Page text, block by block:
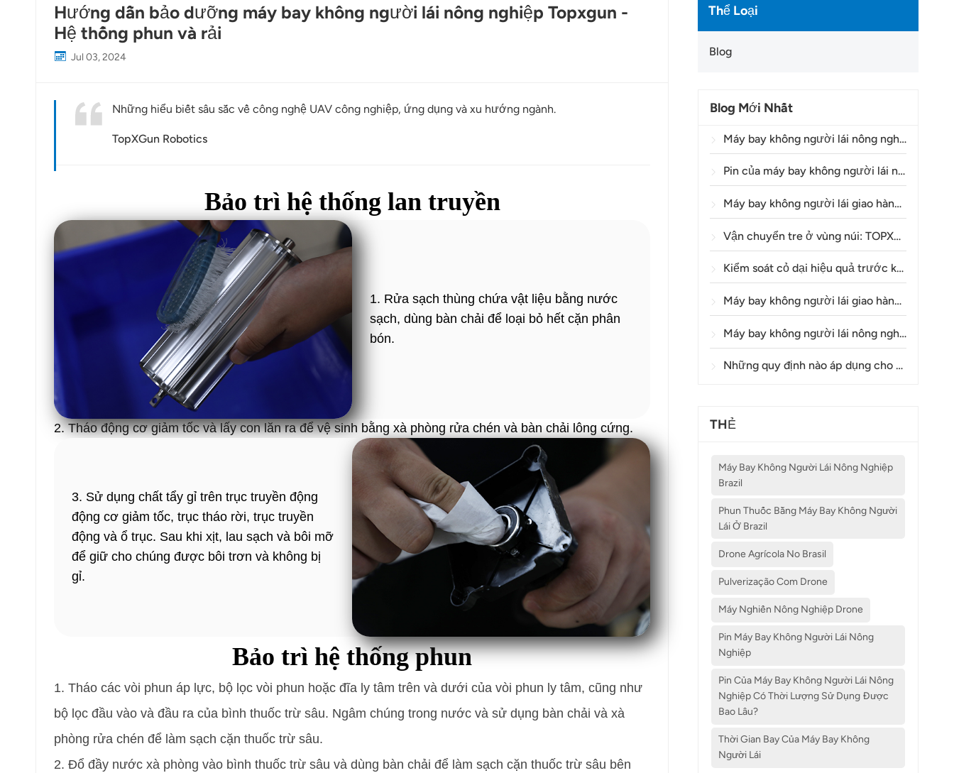
Thể Loại
Blog
Blog Mới Nhất
Máy bay không người lái nông nghiệp đang giúp nông dân Brazil cải thiện hoạt động phun thuốc trừ sâu như thế nào?
Pin của máy bay không người lái nông nghiệp có thể sử dụng được bao lâu?
Máy bay không người lái giao hàng Y160: Một phương thức an toàn và hiệu quả hơn để vận chuyển vật liệu tháp điện trên địa hình đồi núi.
Vận chuyển tre ở vùng núi: TOPXGUN Y160 mở ra một tuyến đường mới từ rừng đến điểm thu gom.
Kiểm soát cỏ dại hiệu quả trước khi nảy mầm trong lúa mì bằng máy bay không người lái nông nghiệp A80
Máy bay không người lái giao hàng là gì và việc giao hàng bằng máy bay không người lái hoạt động như thế nào?
Máy bay không người lái nông nghiệp có độ chính xác như thế nào trong việc phun thuốc và giám sát cây trồng?
Những quy định nào áp dụng cho việc sử dụng máy bay không người lái trong nông nghiệp ở các quốc gia khác nhau?
THẺ
Máy Bay Không Người Lái Nông Nghiệp
Brazil
Phun Thuốc Bằng Máy Bay Không Người
Lái Ở Brazil
Drone Agrícola No Brasil
Pulverização Com Drone
Máy Nghiền Nông Nghiệp Drone
Pin Máy Bay Không Người Lái Nông
Nghiệp
Pin Của Máy Bay Không Người Lái Nông
Nghiệp Có Thời Lượng Sử Dụng Được
Bao Lâu?
Thời Gian Bay Của Máy Bay Không
Người Lái
Hướng dẫn bảo dưỡng máy bay không người lái nông nghiệp Topxgun -
Hệ thống phun và rải
Jul 03, 2024
Những hiểu biết sâu sắc về công nghệ UAV công nghiệp, ứng dụng và xu hướng ngành.
TopXGun Robotics
Bảo trì hệ thống lan truyền
1. Rửa sạch thùng chứa vật liệu bằng nước
sạch, dùng bàn chải để loại bỏ hết cặn phân
bón.
2. Tháo động cơ giảm tốc và lấy con lăn ra để vệ sinh bằng xà phòng rửa chén và bàn chải lông cứng.
3. Sử dụng chất tẩy gỉ trên trục truyền động
động cơ giảm tốc, trục tháo rời, trục truyền
động và ổ trục. Sau khi xịt, lau sạch và bôi mỡ
để giữ cho chúng được bôi trơn và không bị
gỉ.
Bảo trì hệ thống phun
1. Tháo các vòi phun áp lực, bộ lọc vòi phun hoặc đĩa ly tâm trên và dưới của vòi phun ly tâm, cũng như
bộ lọc đầu vào và đầu ra của bình thuốc trừ sâu. Ngâm chúng trong nước và sử dụng bàn chải và xà
phòng rửa chén để làm sạch cặn thuốc trừ sâu.
2. Đổ đầy nước xà phòng vào bình thuốc trừ sâu và dùng bàn chải để làm sạch cặn thuốc trừ sâu bên